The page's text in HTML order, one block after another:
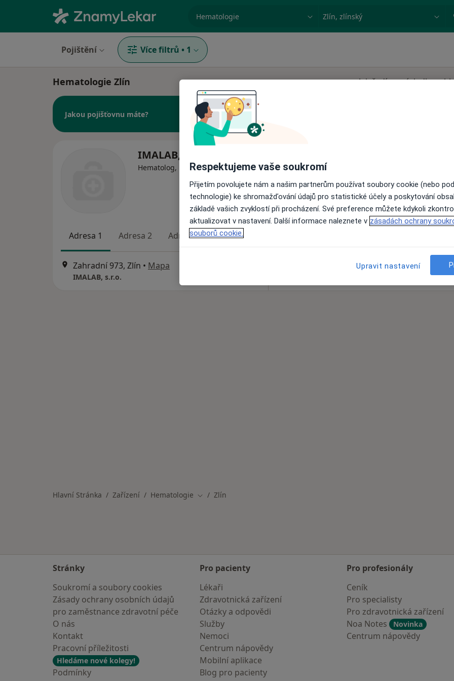
Město nebo region
Pojištění Více filtrů • 1
Hematologie Zlín Jak řadíme výsledky
Jakou pojišťovnu máte?
IMALAB, s.r.o.
Hematolog, Diagnostik
Adresa 1 Adresa 2 Adresa 3 Adresa 4
Zahradní 973, Zlín • Mapa
IMALAB, s.r.o.
6 Srpen
Online rezervace termínu není k
Zobrazit profil
Hlavní Stránka Zařízení Hematologie Změna města
Zlín
Stránky
Soukromí a soubory cookies
Zásady ochrany osobních údajů
pro zaměstnance zdravotní péče
O nás
Kontakt
Pracovní příležitosti
Hledáme nové kolegy!
Podmínky
Pro pacienty
Lékaři
Zdravotnická zařízení
Otázky a odpovědi
Služby
Nemoci
Centrum nápovědy
Mobilní aplikace
Blog pro pacienty
Pro profesionály
Ceník
Pro specialisty
Pro zdravotnická zařízení
Noa Notes
Novinka
Centrum nápovědy
Respektujeme vaše soukromí
Přijetím povolujete nám a našim partnerům používat soubory cookie (nebo
technologie) ke shromažďování údajů pro statistické účely a poskytování
základě vašich zvyklostí při procházení. Své preference můžete kdykoli
aktualizovat v nastavení. Další informace naleznete v zásadách ochrany
souborů cookie.
Upravit nastavení